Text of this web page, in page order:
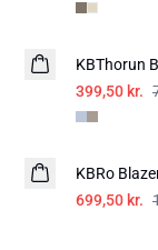
-50%
KBThorun
399,50 kr.
-50%
KBRo
699,50 kr.